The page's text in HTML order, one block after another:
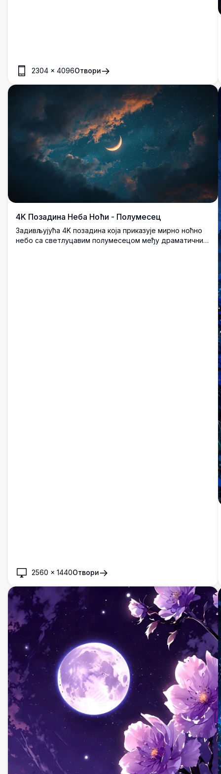
2304 × 4096Отвори
4K Позадина Неба Ноћи - Полумесец
Задивљујућа 4K позадина која приказује мирно ноћно
небо са светлуцавим полумесецом међу драматичним
2560 × 1440Отвори